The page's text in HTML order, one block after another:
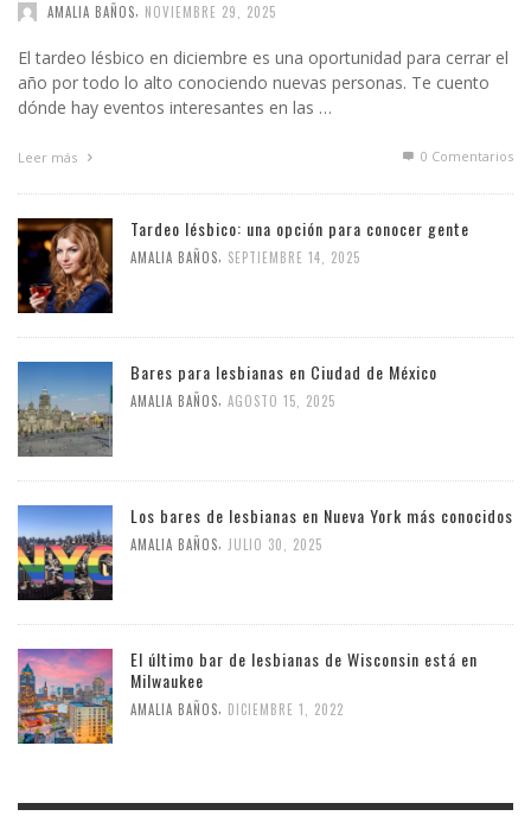
AMALIA BAÑOS NOVIEMBRE 29, 2025
El tardeo lésbico en diciembre es una oportunidad para cerrar el
año por todo lo alto conociendo nuevas personas. Te cuento
dónde hay eventos interesantes en las …
Leer más 0 Comentarios
Tardeo lésbico: una opción para conocer gente
AMALIA BAÑOS SEPTIEMBRE 14, 2025
Bares para lesbianas en Ciudad de México
AMALIA BAÑOS AGOSTO 15, 2025
Los bares de lesbianas en Nueva York más conocidos
AMALIA BAÑOS JULIO 30, 2025
El último bar de lesbianas de Wisconsin está en
Milwaukee
AMALIA BAÑOS DICIEMBRE 1, 2022